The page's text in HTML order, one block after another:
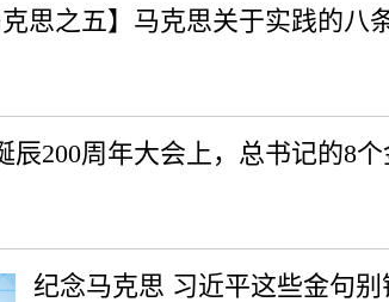
克思之五】马克思关于实践的八
辰200周年大会上，总书记的8个
纪念马克思 习近平这些金句别